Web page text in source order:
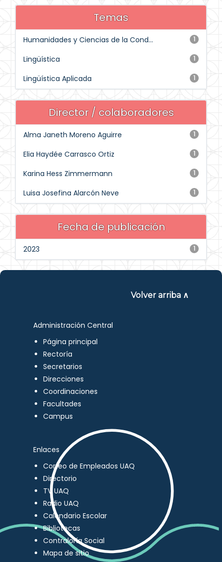
Temas
1
Humanidades y Ciencias de la Cond...
1
Lingüística
1
Lingüística Aplicada
Director / colaboradores
1
Alma Janeth Moreno Aguirre
1
Elia Haydée Carrasco Ortiz
1
Karina Hess Zimmermann
1
Luisa Josefina Alarcón Neve
Fecha de publicación
1
2023
Volver arriba ∧
Administración Central
Página principal
Rectoría
Secretarios
Direcciones
Coordinaciones
Facultades
Campus
Enlaces
Correo de Empleados UAQ
Directorio
TV UAQ
Radio UAQ
Calendario Escolar
Bibliotecas
Contraloría Social
Mapa de sitio